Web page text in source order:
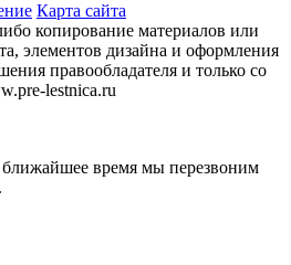
Карта сайта
копирование материалов или
элементов дизайна и оформления
правообладателя и только со
lestnica.ru
время мы перезвоним